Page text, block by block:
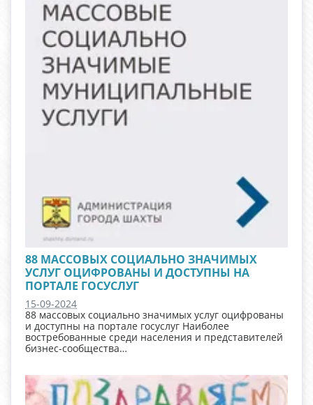
88 МАССОВЫХ СОЦИАЛЬНО ЗНАЧИМЫХ
УСЛУГ ОЦИФРОВАНЫ И ДОСТУПНЫ НА
ПОРТАЛЕ ГОСУСЛУГ
15-09-2024
88 массовых социально значимых услуг оцифрованы
и доступны на портале госуслуг Наиболее
востребованные среди населения и представителей
бизнес-сообщества…